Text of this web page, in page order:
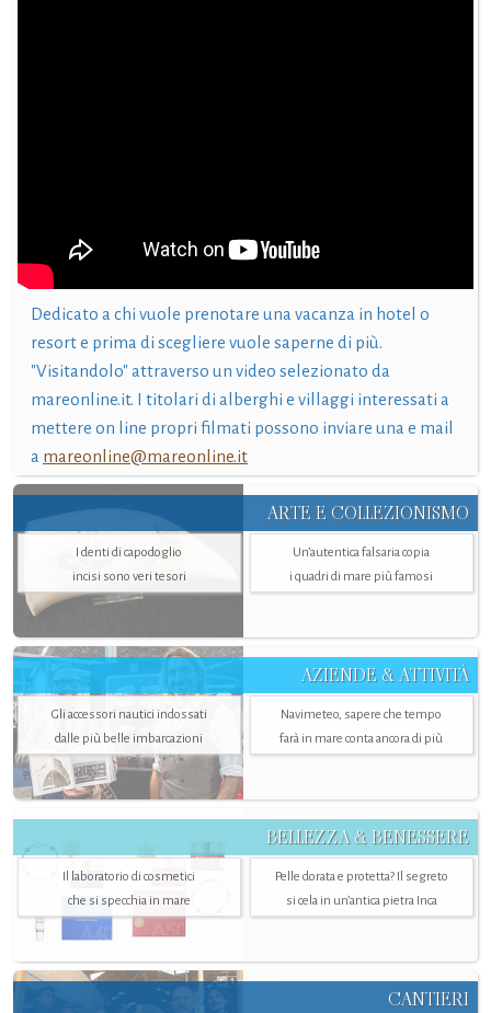
Dedicato a chi vuole prenotare una vacanza in hotel o
resort e prima di scegliere vuole saperne di più.
"Visitandolo" attraverso un video selezionato da
mareonline.it. I titolari di alberghi e villaggi interessati a
mettere on line propri filmati possono inviare una e mail
a mareonline@mareonline.it
ARTE E COLLEZIONISMO
I denti di capodoglio
incisi sono veri tesori
Un’autentica falsaria copia
i quadri di mare più famosi
AZIENDE & ATTIVITÀ
Gli accessori nautici indossati
dalle più belle imbarcazioni
Navimeteo, sapere che tempo
farà in mare conta ancora di più
BELLEZZA & BENESSERE
Il laboratorio di cosmetici
che si specchia in mare
Pelle dorata e protetta? Il segreto
si cela in un’antica pietra Inca
CANTIERI